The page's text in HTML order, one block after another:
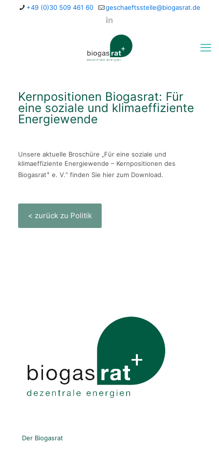
+49 (0)30 509 461 60 geschaeftsstelle@biogasrat.de
Kernpositionen Biogasrat: Für
eine soziale und klimaeffiziente
Energiewende
Unsere aktuelle Broschüre „Für eine soziale und
klimaeffiziente Energiewende – Kernpositionen des
Biogasrat+ e. V.“ finden Sie hier zum Download.
< zurück zu Politik
Der Biogasrat